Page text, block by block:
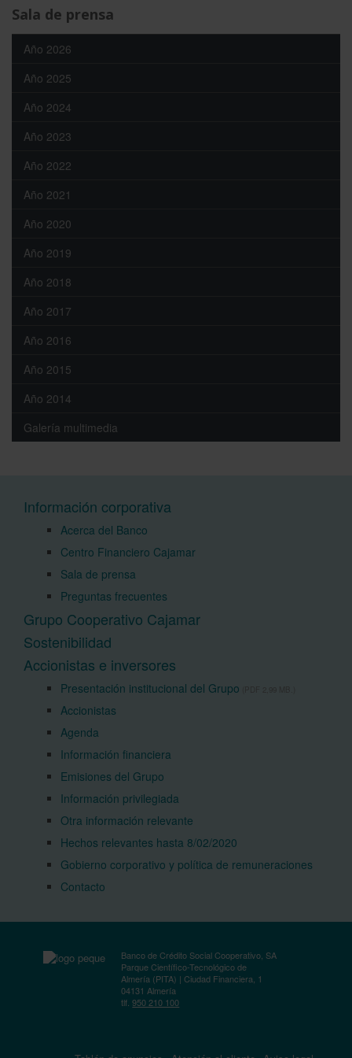
Sala de prensa
Año 2026
Año 2025
Año 2024
Año 2023
Año 2022
Año 2021
Año 2020
Año 2019
Año 2018
Año 2017
Año 2016
Año 2015
Año 2014
Galería multimedia
Información corporativa
Acerca del Banco
Centro Financiero Cajamar
Sala de prensa
Preguntas frecuentes
Grupo Cooperativo Cajamar
Sostenibilidad
Accionistas e inversores
Presentación institucional del Grupo
Accionistas
Agenda
Información financiera
Emisiones del Grupo
Información privilegiada
Otra información relevante
Hechos relevantes hasta 8/02/2020
Gobierno corporativo y política de remuneraciones
Contacto
Banco de Crédito Social Cooperativo, SA
Parque Científico-Tecnológico de
Almería (PITA) | Ciudad Financiera, 1
04131 Almería
tlf.950 210 100